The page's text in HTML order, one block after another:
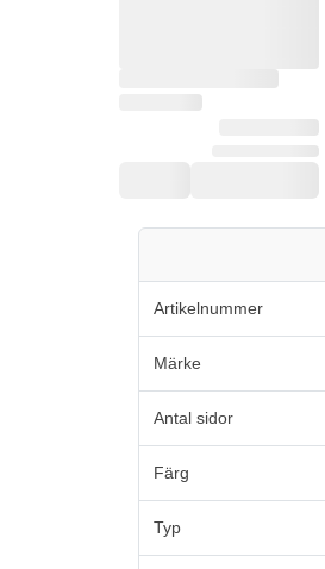
Artikelnummer
Märke
Antal sidor
Färg
Typ